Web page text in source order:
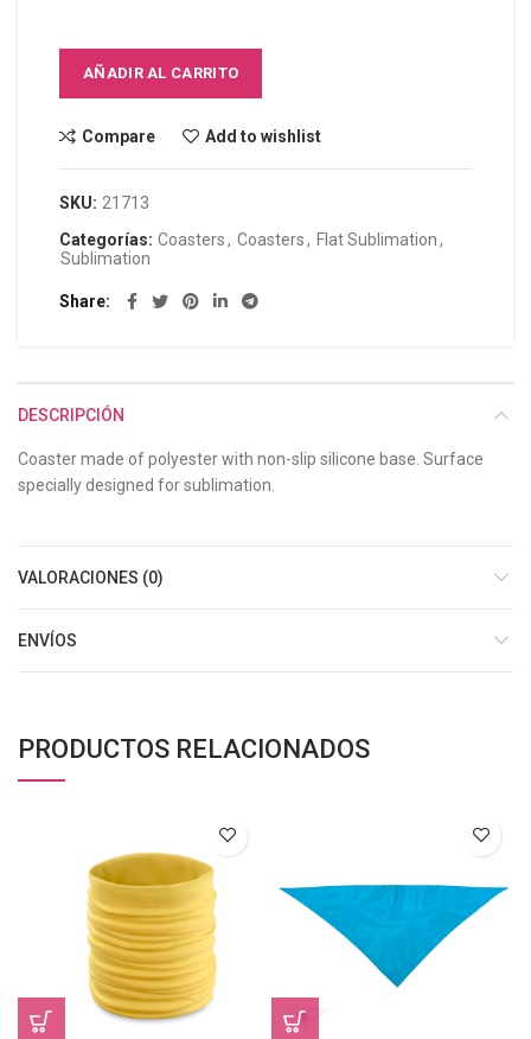
AÑADIR AL CARRITO
Compare Add to wishlist
SKU: 21713
Categorías: Coasters, Coasters, Flat Sublimation,
Sublimation
Share
DESCRIPCIÓN
Coaster made of polyester with non-slip silicone base. Surface
specially designed for sublimation.
VALORACIONES (0)
ENVÍOS
PRODUCTOS RELACIONADOS